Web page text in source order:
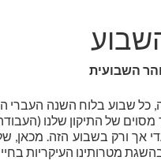
השבועית
שבוע בלוח השנה העברי
של התיקון שלנו
אך ורק בשבוע הזה. מכאן,
מטרותינו העיקריות